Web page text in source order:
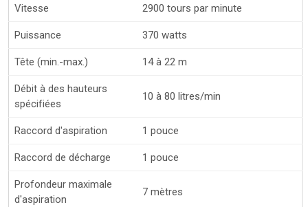
Vitesse 2900 tours par minute
Puissance 370 watts
Tête (min.-max.) 14 à 22 m
Débit à des hauteurs
spécifiées
10 à 80 litres/min
Raccord d'aspiration 1 pouce
Raccord de décharge 1 pouce
Profondeur maximale
d'aspiration
7 mètres